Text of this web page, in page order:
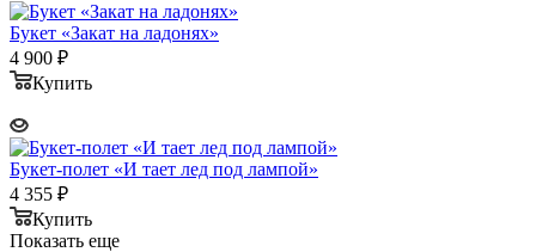
Букет «Закат на ладонях»
4 900 ₽
Купить
Букет-полет «И тает лед под лампой»
4 355 ₽
Купить
Показать еще